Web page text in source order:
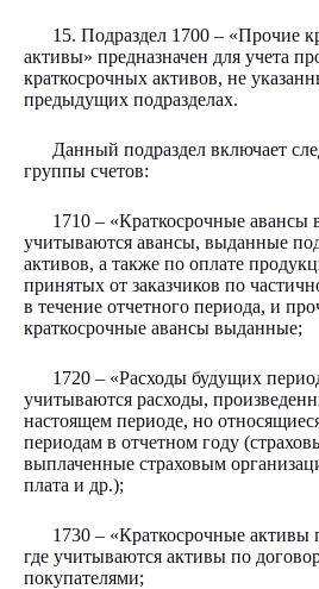
15. Подраздел 1700 – «Прочие
активы» предназначен для учета
краткосрочных активов, не
предыдущих подразделах.
Данный подраздел включает
группы счетов:
1710 – «Краткосрочные авансы
учитываются авансы, выданные
активов, а также по оплате
принятых от заказчиков по
в течение отчетного периода, и
краткосрочные авансы выданные;
1720 – «Расходы будущих
учитываются расходы,
настоящем периоде, но
периодам в отчетном году
выплаченные страховым
плата и др.);
1730 – «Краткосрочные активы
где учитываются активы по
покупателями;